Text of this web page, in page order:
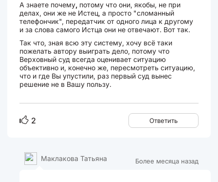
А знаете почему, потому что они, якобы, не при
делах, они же не Истец, а просто "сломанный
телефончик", передатчик от одного лица к другому
и за слова самого Истца они не отвечают. Вот так.
Так что, зная всю эту систему, хочу всё таки
пожелать автору выиграть дело, потому что
Верховный суд всегда оценивает ситуацию
объективно и, конечно же, пересмотреть ситуацию,
что и где Вы упустили, раз первый суд вынес
решение не в Вашу пользу.
2 Ответить
Более месяца назад
Маклакова Татьяна